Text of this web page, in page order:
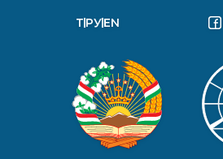
ТҶ РУEN